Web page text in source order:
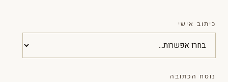
כיתוב אישי
נוסח הכתובה